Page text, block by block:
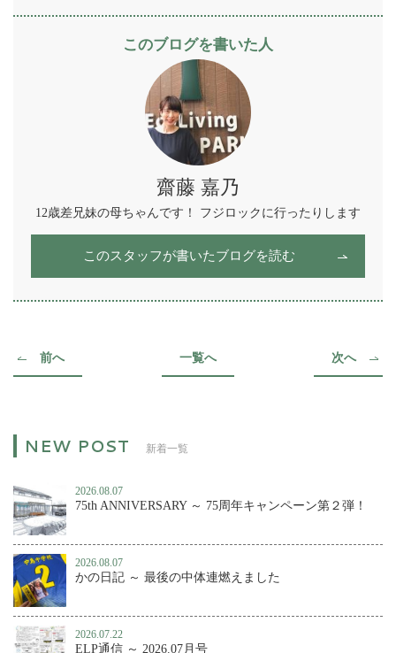
このブログを書いた人
齋藤 嘉乃
12歳差兄妹の母ちゃんです！ フジロックに行ったりします
このスタッフが書いたブログを読む
前へ 一覧へ 次へ
新着一覧
2026.08.07
75th ANNIVERSARY ～ 75周年キャンペーン第２弾！
2026.08.07
かの日記 ～ 最後の中体連燃えました
2026.07.22
ELP通信 ～ 2026.07月号